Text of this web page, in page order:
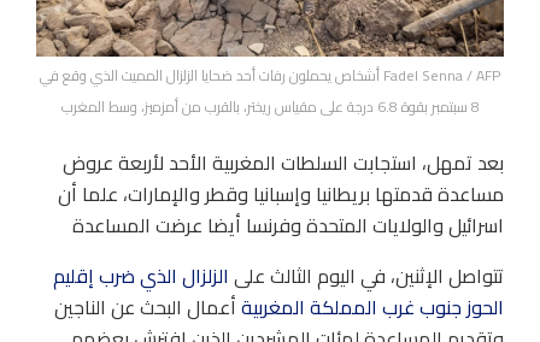
Fadel Senna / AFP أشخاص يحملون رفات أحد ضحايا الزلزال المميت الذي وقع في
8 سبتمبر بقوة 6.8 درجة على مقياس ريختر، بالقرب من أمزميز، وسط المغرب
بعد تمهل، استجابت السلطات المغربية الأحد لأربعة عروض
مساعدة قدمتها بريطانيا وإسبانيا وقطر والإمارات، علما أن
اسرائيل والولايات المتحدة وفرنسا أيضا عرضت المساعدة
تتواصل الإثنين، في اليوم الثالث على الزلزال الذي ضرب إقليم
الحوز جنوب غرب المملكة المغربيةأعمال البحث عن الناجين